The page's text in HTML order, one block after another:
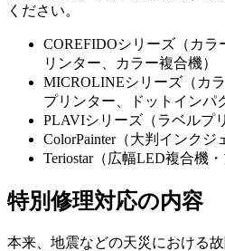
ください。
COREFIDOシリーズ（カ
リンター、カラー複合機）
MICROLINEシリーズ（カ
プリンター、ドットインパ
PLAVIシリーズ（ラベルプ
ColorPainter（大判インクジ
Teriostar（広幅LED複合機・
特別修理対応の内容
本来、地震などの天災における